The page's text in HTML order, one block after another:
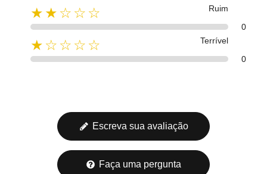
★★☆☆☆
Ruim
0
★☆☆☆☆
Terrível
0
Escreva sua avaliação
Faça uma pergunta